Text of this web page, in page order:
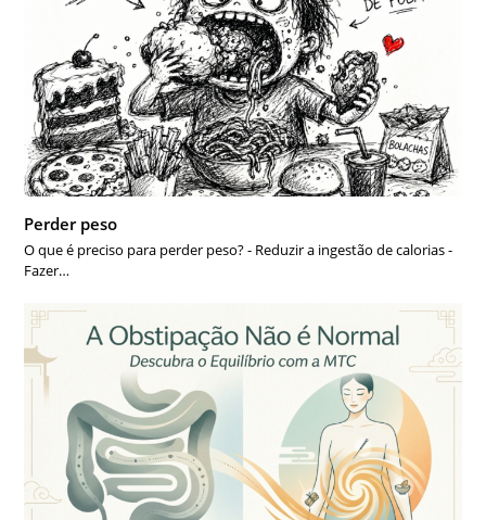
Perder peso
O que é preciso para perder peso? - Reduzir a ingestão de calorias -
Fazer…